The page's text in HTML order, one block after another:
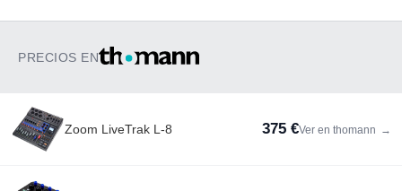
PRECIOS EN
Zoom LiveTrak L-8 375 €Ver en thomann →